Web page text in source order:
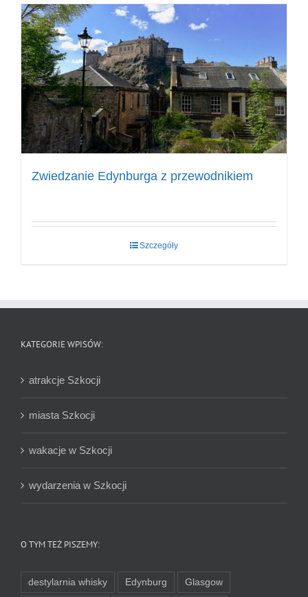
Zwiedzanie Edynburga z przewodnikiem
Szczegóły
KATEGORIE WPISÓW:
atrakcje Szkocji
miasta Szkocji
wakacje w Szkocji
wydarzenia w Szkocji
O TYM TEŻ PISZEMY:
destylarnia whisky Edynburg Glasgow